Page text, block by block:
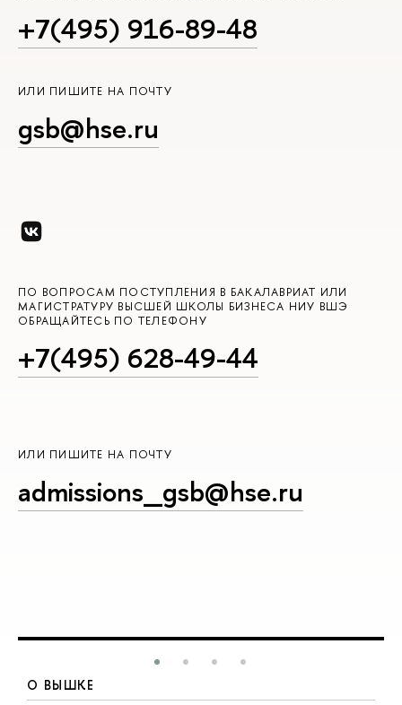
+7(495) 916-89-48
ИЛИ ПИШИТЕ НА ПОЧТУ
gsb@hse.ru
ПО ВОПРОСАМ ПОСТУПЛЕНИЯ В БАКАЛАВРИАТ ИЛИ
МАГИСТРАТУРУ ВЫСШЕЙ ШКОЛЫ БИЗНЕСА НИУ ВШЭ
ОБРАЩАЙТЕСЬ ПО ТЕЛЕФОНУ
+7(495) 628-49-44
ИЛИ ПИШИТЕ НА ПОЧТУ
admissions_gsb@hse.ru
О ВЫШКЕ